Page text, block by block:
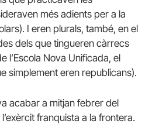
més adients per a la
I eren plurals, també, en el
dels que tingueren càrrecs
l’Escola Nova Unificada, el
simplement eren republicans).
acabar a mitjan febrer del
franquista a la frontera.